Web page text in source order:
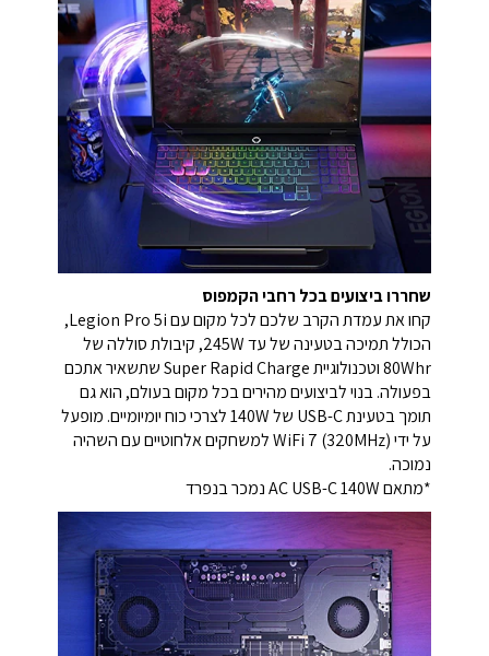
שחררו ביצועים בכל רחבי הקמפוס
קחו את עמדת הקרב שלכם לכל מקום עם Legion Pro 5i,
הכולל תמיכה בטעינה של עד 245W, קיבולת סוללה של
80Whr וטכנולוגיית Super Rapid Charge שתשאיר אתכם
בפעולה. בנוי לביצועים מהירים בכל מקום בעולם, הוא גם
תומך בטעינת USB-C של 140W לצרכי כוח יומיומיים. מופעל
על ידי WiFi 7 (320MHz) למשחקים אלחוטיים עם השהיה
נמוכה.
*מתאם AC USB-C 140W נמכר בנפרד